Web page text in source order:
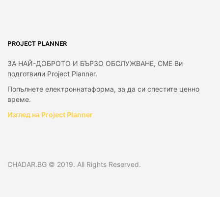
PROJECT PLANNER
ЗА НАЙ-ДОБРОТО И БЪРЗО ОБСЛУЖВАНЕ, СМЕ Ви
подготвили Project Planner.
Попълнете електроннатаформа, за да си спестите ценно
време.
Изглед на Project Planner
CHADAR.BG © 2019. All Rights Reserved.